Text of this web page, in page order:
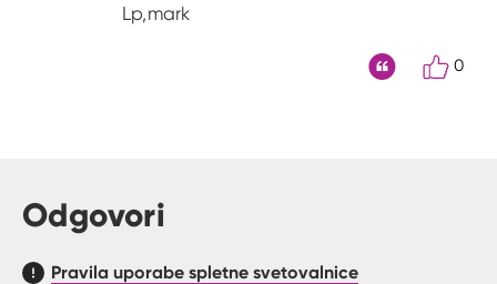
Lp,mark
0
Odgovori
Pravila uporabe spletne svetovalnice